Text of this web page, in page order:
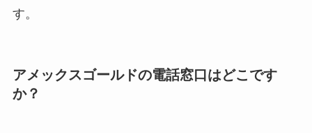
す。
アメックスゴールドの電話窓口はどこです
か？